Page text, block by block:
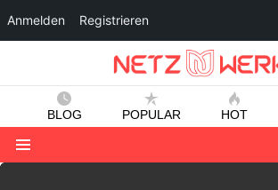
BLOG POPULAR HOT
Anmelden Registrieren